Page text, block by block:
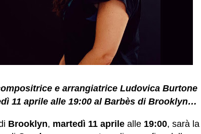
e arrangiatrice Ludovica Burtone
11 aprile alle 19:00 al Barbès di Brooklyn…
Brooklyn, martedì 11 aprile alle 19:00, sarà la